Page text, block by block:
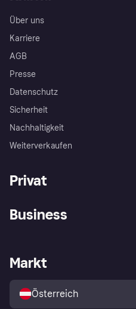
Über uns
Karriere
AGB
Presse
Datenschutz
Sicherheit
Nachhaltigkeit
Weiterverkaufen
Privat
Shops entdecken
Business
Händlerportal
Markt
Österreich